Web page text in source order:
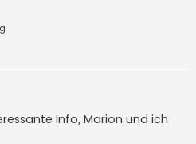
Info, Marion und ich